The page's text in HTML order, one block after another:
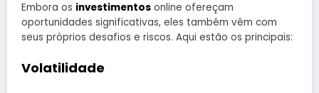
Embora os investimentos online ofereçam
oportunidades significativas, eles também vêm com
seus próprios desafios e riscos. Aqui estão os principais:
Volatilidade